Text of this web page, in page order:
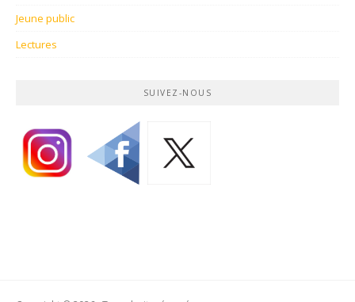
Jeune public
Lectures
SUIVEZ-NOUS